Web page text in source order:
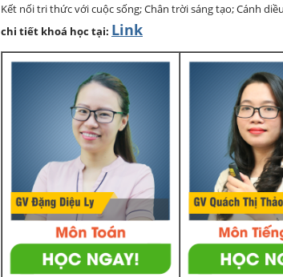
Kết nối tri thức với cuộc sống; Chân trời sáng tạo; Cánh
chi tiết khoá học tại: Link